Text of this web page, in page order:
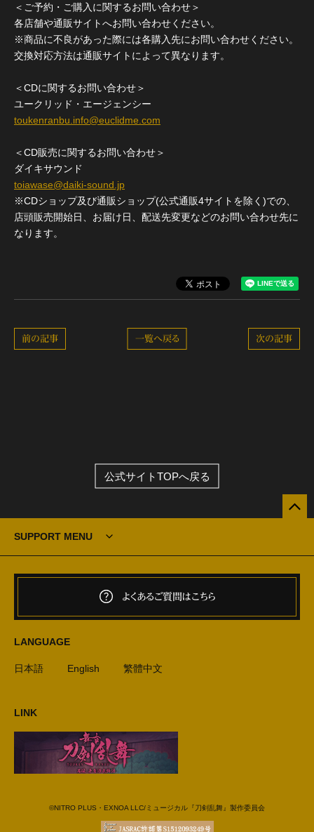
＜ご予約・ご購入に関するお問い合わせ＞
各店舗や通販サイトへお問い合わせください。
※商品に不良があった際には各購入先にお問い合わせください。
交換対応方法は通販サイトによって異なります。
＜CDに関するお問い合わせ＞
ユークリッド・エージェンシー
toukenranbu.info@euclidme.com
＜CD販売に関するお問い合わせ＞
ダイキサウンド
toiawase@daiki-sound.jp
※CDショップ及び通販ショップ(公式通販4サイトを除く)での、
店頭販売開始日、お届け日、配送先変更などのお問い合わせ先に
なります。
次の記事
一覧へ戻る
前の記事
公式サイトTOPへ戻る
SUPPORT MENU
よくあるご質問はこちら
LANGUAGE
日本語 English 繁體中文
LINK
©NITRO PLUS・EXNOA LLC/ミュージカル『刀剣乱舞』製作委員会